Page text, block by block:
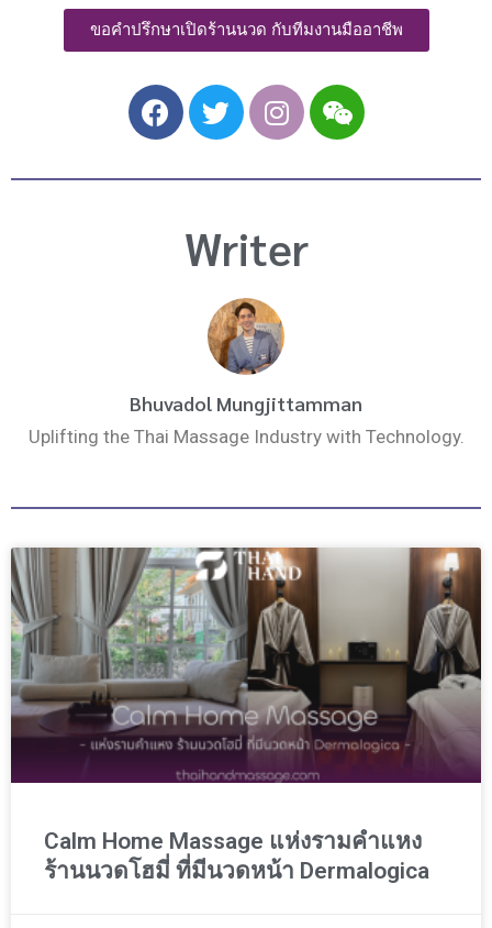
ขอคำปรึกษาเปิดร้านนวด กับทีมงานมืออาชีพ
F
a
e
T
w
t
e
r
I
n
t
r
m
W
e
x
Writer
Bhuvadol Mungjittamman
Uplifting the Thai Massage Industry with Technology.
Calm Home Massage แห่งรามคำแหง
ร้านนวดโฮมี่ ที่มีนวดหน้า Dermalogica